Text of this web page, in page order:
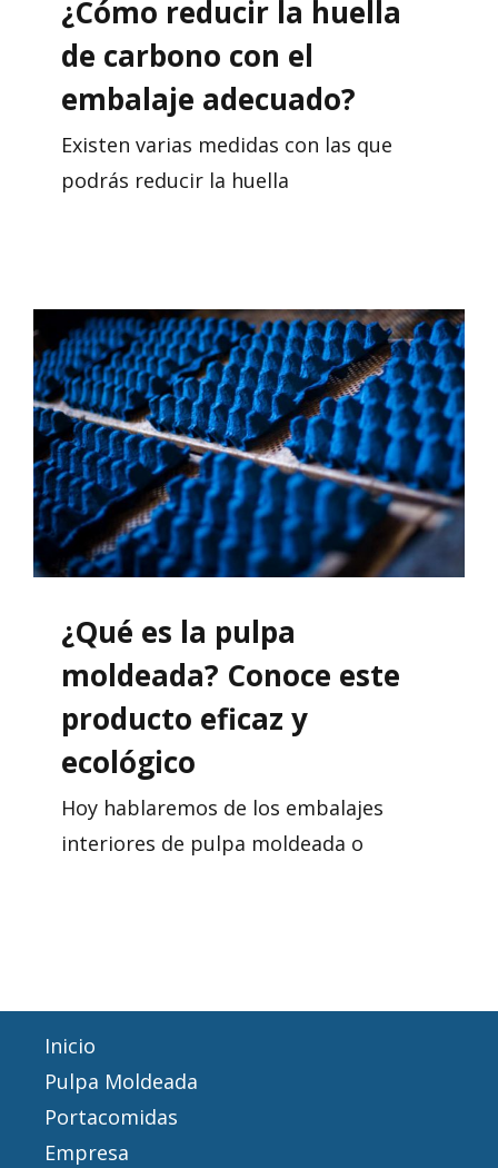
¿Cómo reducir la huella
de carbono con el
embalaje adecuado?
Existen varias medidas con las que
podrás reducir la huella
¿Qué es la pulpa
moldeada? Conoce este
producto eficaz y
ecológico
Hoy hablaremos de los embalajes
interiores de pulpa moldeada o
Inicio
Pulpa Moldeada
Portacomidas
Empresa